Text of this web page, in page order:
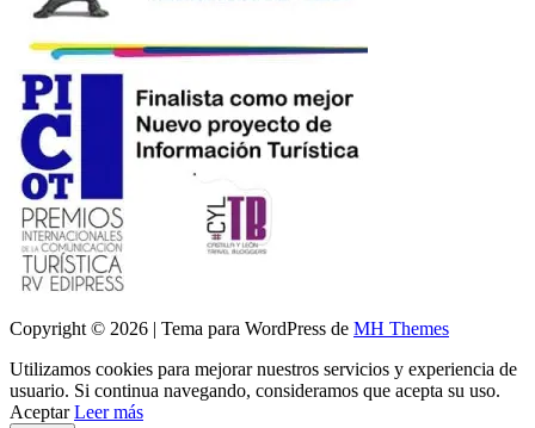
Copyright © 2026 | Tema para WordPress de MH Themes
Utilizamos cookies para mejorar nuestros servicios y experiencia de
usuario. Si continua navegando, consideramos que acepta su uso.
Aceptar Leer más